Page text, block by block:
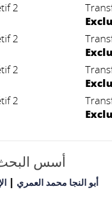
2
2
2
2
أسس البحث
أبو النجا محمد العمري |